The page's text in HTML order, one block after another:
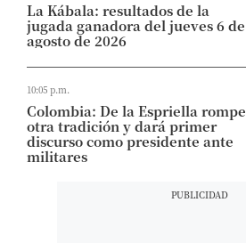
La Kábala: resultados de la
jugada ganadora del jueves 6 de
agosto de 2026
10:05 p.m.
Colombia: De la Espriella rompe
otra tradición y dará primer
discurso como presidente ante
militares